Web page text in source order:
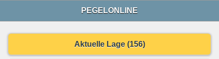
PEGELONLINE
Aktuelle Lage (156)